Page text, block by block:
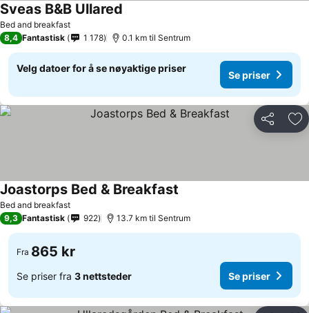
Bed and breakfast
Sveas B&B Ullared
8,4 Fantastisk 1 178 0.1 km til Sentrum
Velg datoer for å se nøyaktige priser
Se priser
Del
Bed and breakfast
Joastorps Bed & Breakfast
9,3 Fantastisk 922 13.7 km til Sentrum
Fra 865 kr
Se priser fra 3 nettsteder Se priser